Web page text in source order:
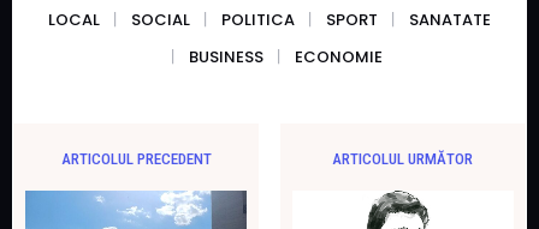
LOCAL SOCIAL POLITICA SPORT
SANATATE
BUSINESS
ECONOMIE
ARTICOLUL PRECEDENT ARTICOLUL URMĂTOR